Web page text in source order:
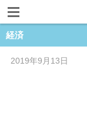
経済
2019年9月13日